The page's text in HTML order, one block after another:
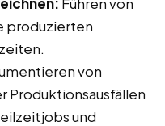
produzierten
von
Produktionsausfällen
und